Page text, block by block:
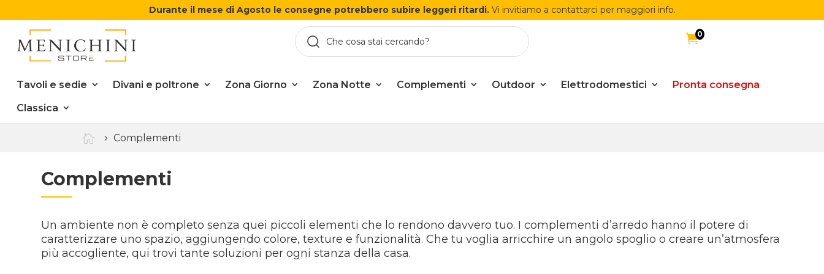
Durante il mese di Agosto le consegne potrebbero subire leggeri ritardi.Vi invitiamo a contattarci per maggiori info.
0
Tavoli e sedie Divani e poltrone Zona Giorno Zona Notte Complementi Outdoor Elettrodomestici
Pronta consegna
Classica
 Complementi
Complementi
Un ambiente non è completo senza quei piccoli elementi che lo rendono davvero tuo. I complementi d’arredo hanno il potere di
caratterizzare uno spazio, aggiungendo colore, texture e funzionalità. Che tu voglia arricchire un angolo spoglio o creare un’atmosfera
più accogliente, qui trovi tante soluzioni per ogni stanza della casa.